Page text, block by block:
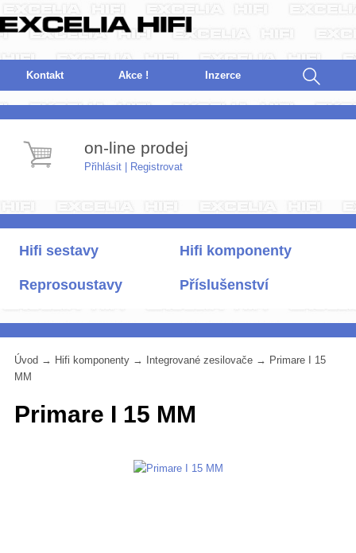
Kontakt Akce ! nzerce
on-line prodej
Přihlásit Registrovat
Hifi sestavy Hifi komponenty
Reprosoustavy Příslušenství
Úvod → Hifi komponenty → Integrované zesilovače → Primare I 15
MM
Primare I 15 MM